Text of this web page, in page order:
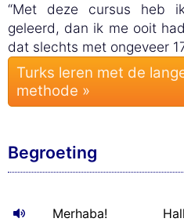
“Met deze cursus heb
geleerd, dan ik me ooit
dat slechts met ongeveer
Turks leren met de
methode »
Begroeting
Merhaba!